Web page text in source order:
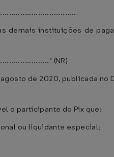
demais instituições de
(NR)
de 2020, publicada
o participante do Pix que:
ou liquidante especial;